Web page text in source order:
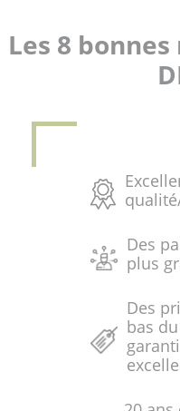
Les 8
Des
plus
Des
bas